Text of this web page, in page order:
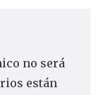
no será
están